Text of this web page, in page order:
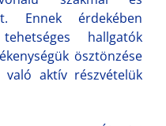
Ennek érdekében
hallgatók
ösztönzése
aktív részvételük